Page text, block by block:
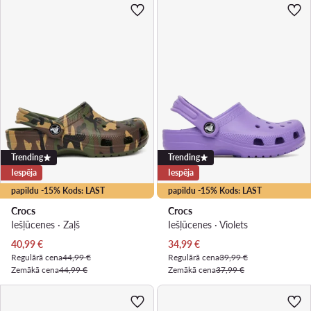
papildu -15% Kods: LAST
Trending
Iespēja
Crocs
Iešļūcenes · Zaļš
Pašreizējā cena
40,99€
Regulārā cena44,99 €
Zemākā cena44,99 €
papildu -15% Kods: LAST
Trending
Iespēja
Crocs
Iešļūcenes · Violets
Pašreizējā cena
34,99€
Regulārā cena39,99 €
Zemākā cena37,99 €